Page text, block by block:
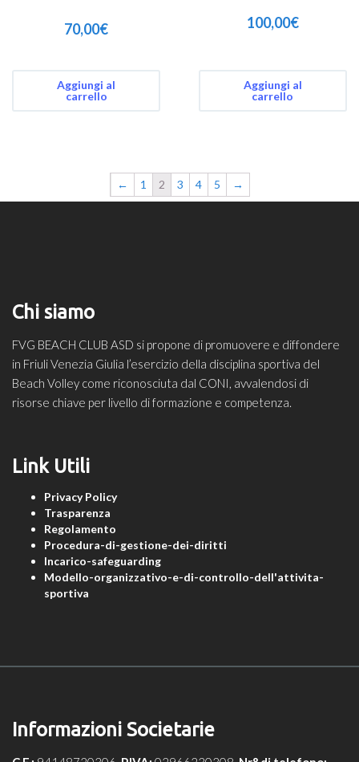
70,00€
Aggiungi al
carrello
100,00€
Aggiungi al
carrello
← 1 2 3 4 5 →
Chi siamo
FVG BEACH CLUB ASD si propone di promuovere e diffondere
in Friuli Venezia Giulia l’esercizio della disciplina sportiva del
Beach Volley come riconosciuta dal CONI, avvalendosi di
risorse chiave per livello di formazione e competenza.
Link Utili
Privacy Policy
Trasparenza
Regolamento
Procedura-di-gestione-dei-diritti
Incarico-safeguarding
Modello-organizzativo-e-di-controllo-dell'attivita-
sportiva
Informazioni Societarie